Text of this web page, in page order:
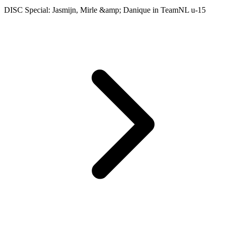
DISC Special: Jasmijn, Mirle &amp; Danique in TeamNL u-15